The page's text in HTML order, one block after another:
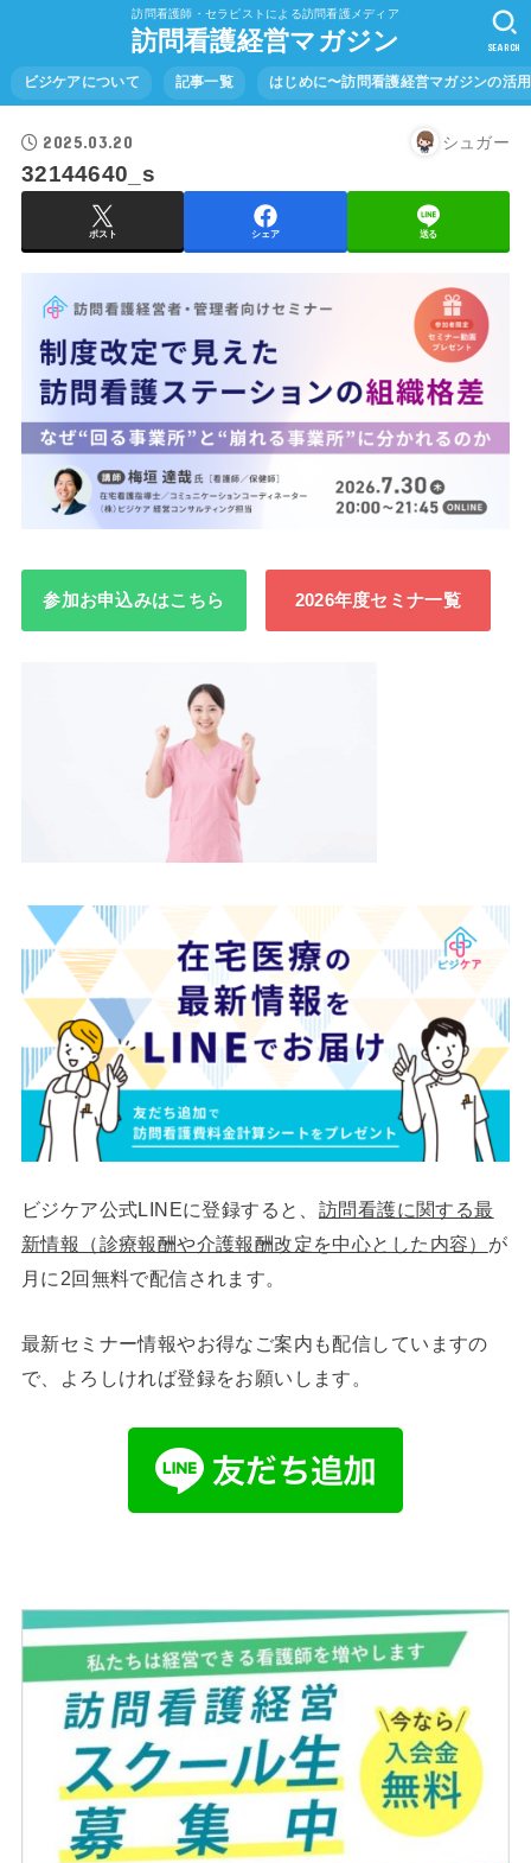
訪問看護師・セラピストによる訪問看護メディア
訪問看護経営マガジン
ビジケアについて 記事一覧 はじめに〜訪問看護経営マガジンの活
SEARCH
2025.03.20 シュガー
32144640_s
ポスト シェア 送る
参加お申込みはこちら 2026年度セミナ一覧
ビジケア公式LINEに登録すると、 訪問看護に関する最
新情報（診療報酬や介護報酬改定を中心とした内容） が
月に2回無料で配信されます。
最新セミナー情報やお得なご案内も配信していますの
で、よろしければ登録をお願いします。